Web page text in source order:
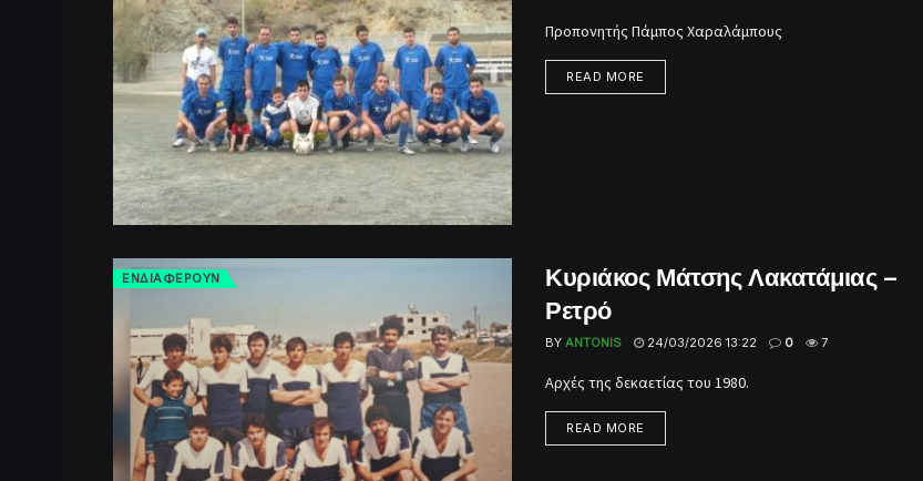
Προπονητής Πάμπος Χαραλάμπους
READ MORE
ΕΝΔΙΑΦΕΡΟΥΝ
Κυριάκος Μάτσης Λακατάμιας –
Ρετρό
BY ANTONIS 24/03/2026 13:22 0 7
Αρχές της δεκαετίας του 1980.
READ MORE